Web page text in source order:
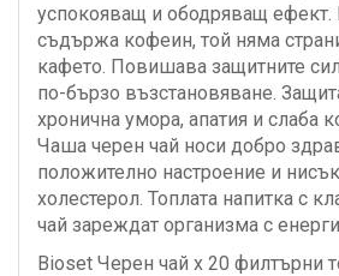
успокояващ и ободряващ ефект.
съдържа кофеин, той няма
кафето. Повишава защитните
по-бързо възстановяване.
хронична умора, апатия и слаба
Чаша черен чай носи добро
положително настроение и нисък
холестерол. Топлата напитка с
чай зареждат организма с
Bioset Черен чай х 20 филтърни